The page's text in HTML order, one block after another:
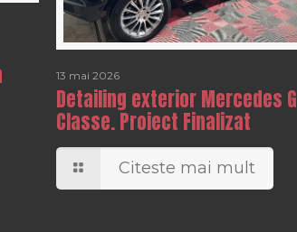
13 mai 2026
Detailing exterior Mercedes G
Classe. Proiect Finalizat
Citeste mai mult